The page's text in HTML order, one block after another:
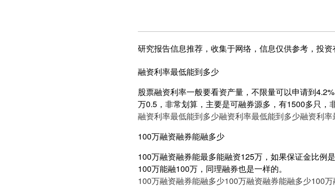
研究报告信息推荐，收集于网络，信息仅供参考，投
融资利率最低能到多少
股票融资利率一般要看资产量，不限量可以申请到
万0.5，非常划算，主要是可融券源多，有1500多只，
融资利率最低能到多少融资利率最低能到多少融资利
100万融资融券能融多少
100万融资融券能最多能融资125万，如果保证金比例
100万能融100万，同理融券也是一样的。
100万融资融券能融多少100万融资融券能融多少100